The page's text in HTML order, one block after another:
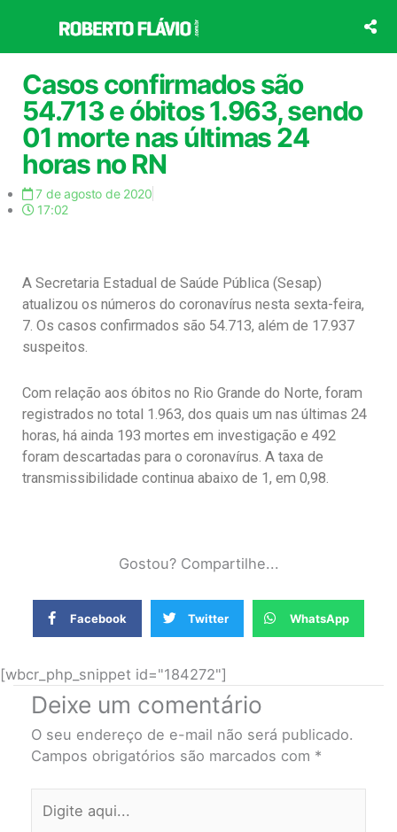
o
conteúdo
Casos confirmados são
54.713 e óbitos 1.963, sendo
01 morte nas últimas 24
horas no RN
7 de agosto de 2020
17:02
A Secretaria Estadual de Saúde Pública (Sesap)
atualizou os números do coronavírus nesta sexta-feira,
7. Os casos confirmados são 54.713, além de 17.937
suspeitos.
Com relação aos óbitos no Rio Grande do Norte, foram
registrados no total 1.963, dos quais um nas últimas 24
horas, há ainda 193 mortes em investigação e 492
foram descartadas para o coronavírus. A taxa de
transmissibilidade continua abaixo de 1, em 0,98.
Gostou? Compartilhe...
Facebook Twitter WhatsApp
[wbcr_php_snippet id="184272"]
Deixe um comentário
O seu endereço de e-mail não será publicado.
Campos obrigatórios são marcados com *
aqui...